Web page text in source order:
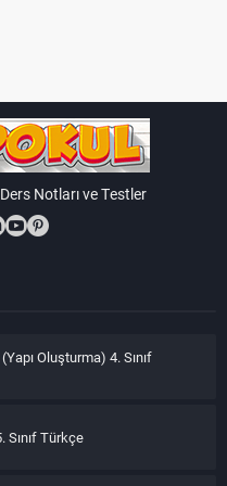
her zaman bir tam sayı
sonuç 8'dir.
Toplama işlemi
işleminde
Yani, a + b = b + a'dır.
toplama işleminde
değiştirilebilir. Yani, (a
(3 + 5) + 2 = 3 + (5 +
Notları ve Testler
Oluşturma) 4. Sınıf
Türkçe